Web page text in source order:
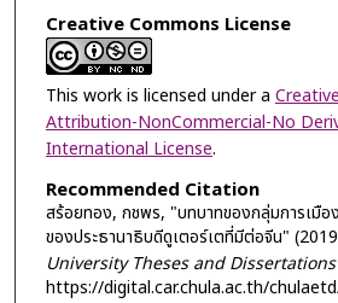
Creative Commons License
This work is licensed under a
Attribution-NonCommercial-No
International License.
Recommended Citation
สร้อยทอง, กชพร, "บทบาทของกลุ่มการเมือ
ของประธานาธิบดีดูเตอร์เตที่มีต่อจีน"
University Theses and Dissertations
https://digital.car.chula.ac.th/